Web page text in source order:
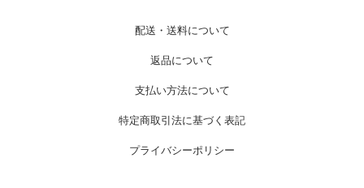
配送・送料について
返品について
支払い方法について
特定商取引法に基づく表記
プライバシーポリシー